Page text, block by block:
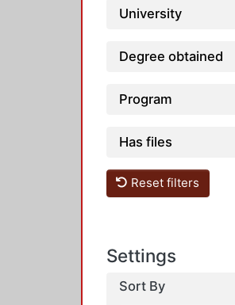
University
Degree obtained
Program
Has files
Reset filters
Settings
Sort By